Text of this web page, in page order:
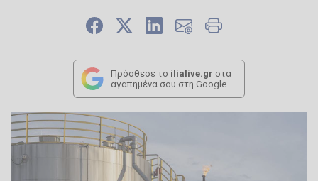
Πρόσθεσε το ilialive.gr στα
αγαπημένα σου στη Google